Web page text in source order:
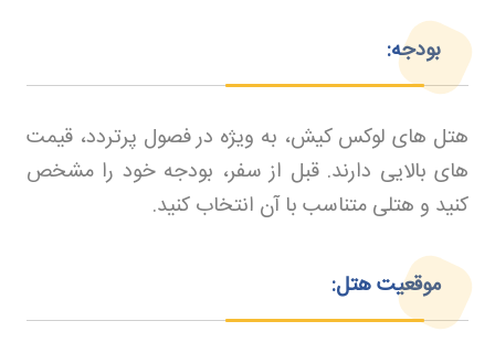
بودجه:
هتل های لوکس کیش، به ویژه در فصول پرتردد، قیمت
های بالایی دارند. قبل از سفر، بودجه خود را مشخص
کنید و هتلی متناسب با آن انتخاب کنید.
موقعیت هتل: